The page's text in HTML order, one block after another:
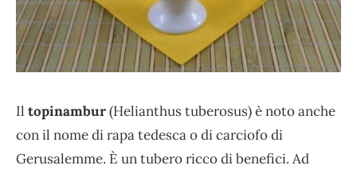
Il topinambur(Helianthus tuberosus) è noto anche
con il nome di rapa tedesca o di carciofo di
Gerusalemme. È un tubero ricco di benefici. Ad